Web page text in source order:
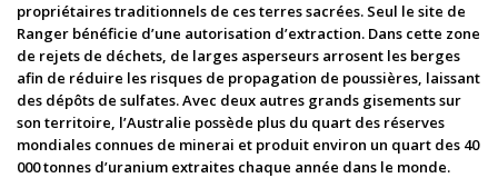
propriétaires traditionnels de ces terres sacrées. Seul le site de
Ranger bénéficie d’une autorisation d’extraction. Dans cette zone
de rejets de déchets, de larges asperseurs arrosent les berges
afin de réduire les risques de propagation de poussières, laissant
des dépôts de sulfates. Avec deux autres grands gisements sur
son territoire, l’Australie possède plus du quart des réserves
mondiales connues de minerai et produit environ un quart des 40
000 tonnes d’uranium extraites chaque année dans le monde.